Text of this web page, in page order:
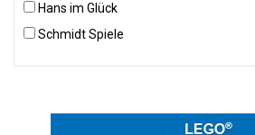
Hans im Glück
Schmidt Spiele